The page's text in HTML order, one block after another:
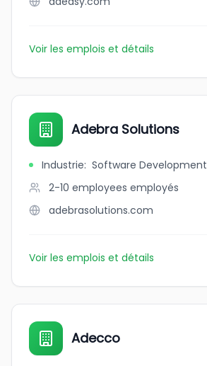
Voir les emplois et détails
Adebra Solutions
Industrie: Software Development
2-10 employees employés
adebrasolutions.com
Voir les emplois et détails
Adecco